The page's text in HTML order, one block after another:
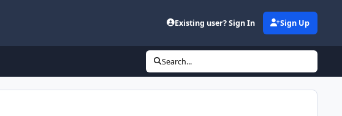
Existing user? Sign In Sign Up
Search...